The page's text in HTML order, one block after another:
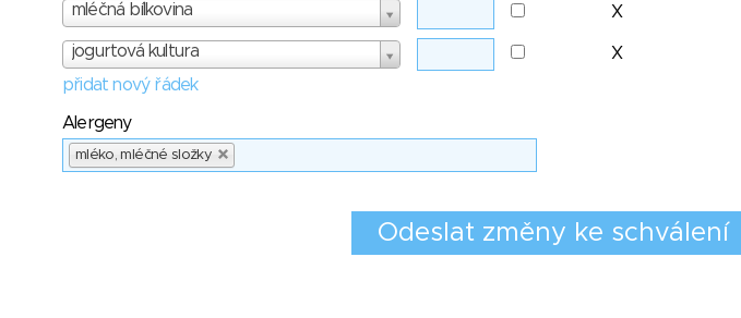
mléčná bílkovina X
jogurtová kultura
X
přidat nový řádek
Alergeny
mléko, mléčné složky